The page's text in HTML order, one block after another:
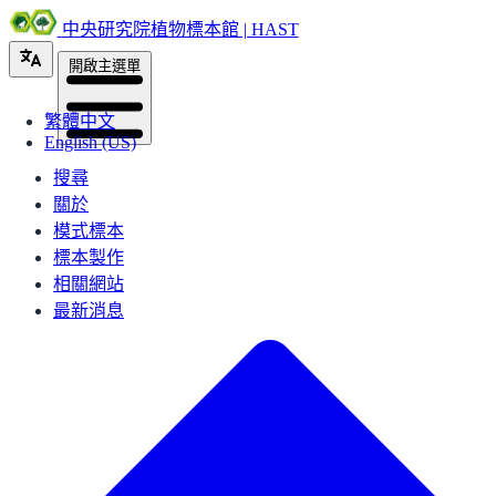
中央研究院植物標本館 | HAST
繁體中文
English (US)
開啟主選單
搜尋
關於
模式標本
標本製作
相關網站
最新消息